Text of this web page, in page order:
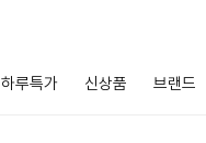
하루특가 신상품 브랜드